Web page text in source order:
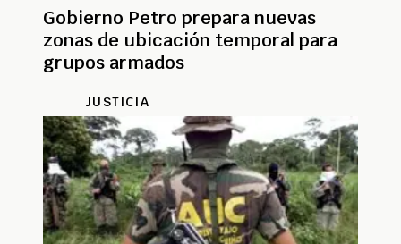
Gobierno Petro prepara nuevas
zonas de ubicación temporal para
grupos armados
JUSTICIA